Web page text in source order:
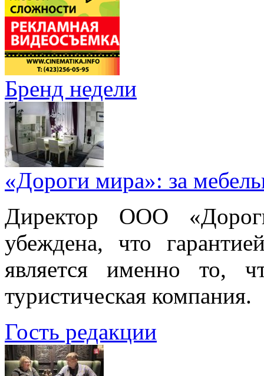
Бренд недели
«Дороги мира»: за
Директор ООО
убеждена, что
является именно то,
туристическая компания.
Гость редакции